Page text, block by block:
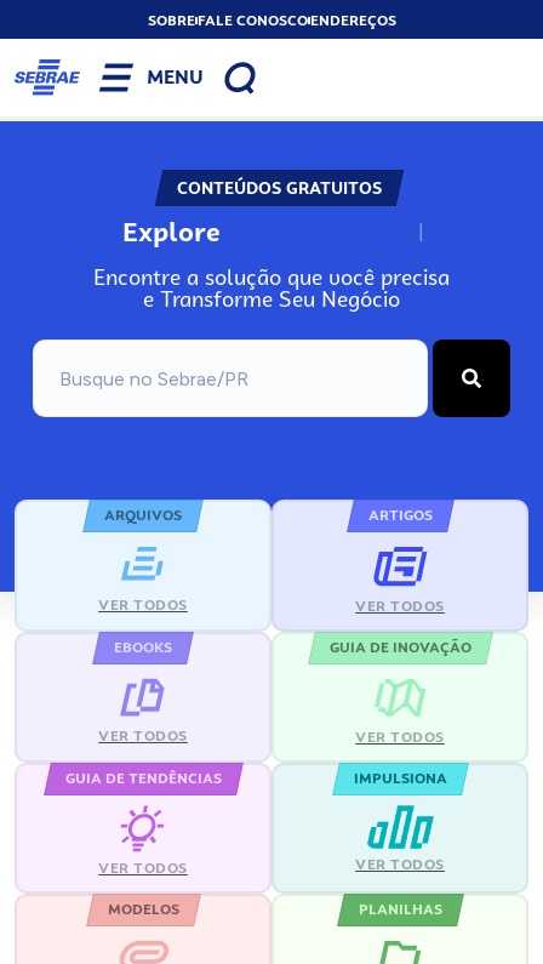
SOBREFALE CONOSCOENDEREÇOS
MENU
CONTEÚDOS GRATUITOS
Explore N
Encontre a solução que você precisa
e Transforme Seu Negócio
ARQUIVOS
VER TODOS
ARTIGOS
VER TODOS
EBOOKS
VER TODOS
GUIA DE INOVAÇÃO
VER TODOS
GUIA DE TENDÊNCIAS
VER TODOS
IMPULSIONA
VER TODOS
MODELOS PLANILHAS